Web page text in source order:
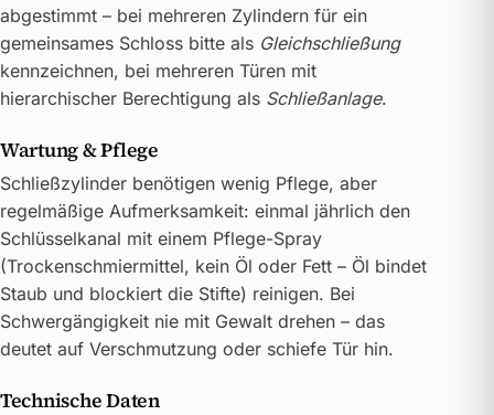
abgestimmt – bei mehreren Zylindern für ein
gemeinsames Schloss bitte als Gleichschließung
kennzeichnen, bei mehreren Türen mit
hierarchischer Berechtigung als Schließanlage.
Wartung & Pflege
Schließzylinder benötigen wenig Pflege, aber
regelmäßige Aufmerksamkeit: einmal jährlich den
Schlüsselkanal mit einem Pflege-Spray
(Trockenschmiermittel, kein Öl oder Fett – Öl bindet
Staub und blockiert die Stifte) reinigen. Bei
Schwergängigkeit nie mit Gewalt drehen – das
deutet auf Verschmutzung oder schiefe Tür hin.
Technische Daten